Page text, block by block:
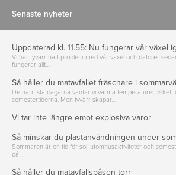
Senaste nyheter
Uppdaterad kl. 11.55: Nu fungerar vår växel
Vi har tyvärr haft problem med vår växel och datorer
fungerar allt…
Så håller du matavfallet fräschare i
De närmsta dagarna väntar vi varma temperaturer, vilket
semestertiderna. Men tyvärr skapar…
Vi tar inte längre emot explosiva varor
Så minskar du plastanvändningen under
Sommaren är en tid för sol, utomhusaktiviteter och
då…
Så håller du matavfallspåsen torr